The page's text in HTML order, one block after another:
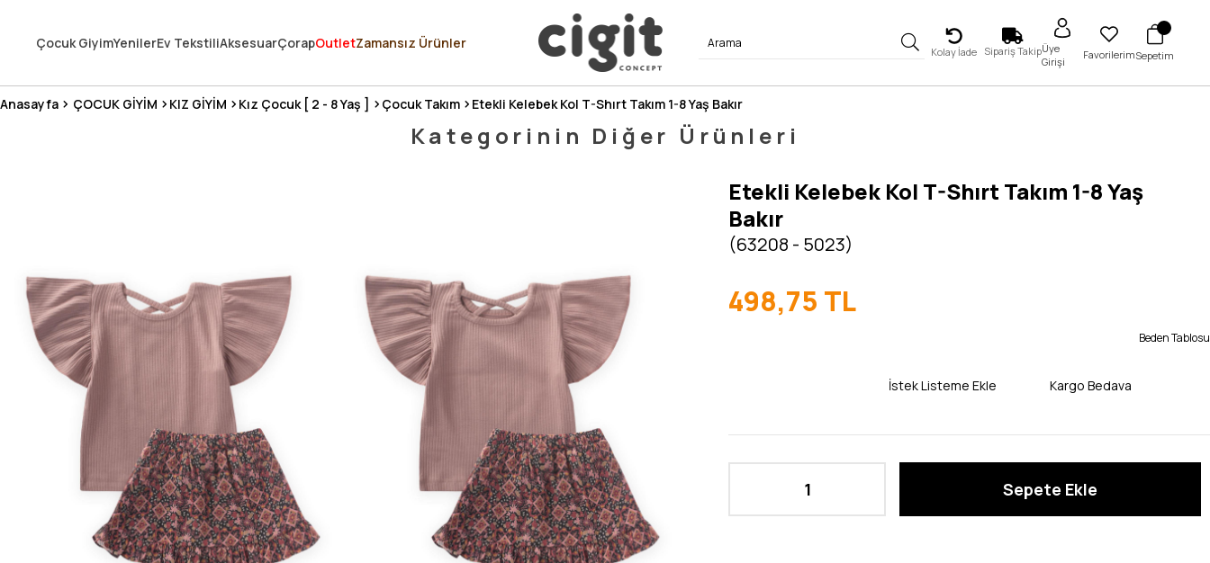
3 MİLYONDAN FAZLA MUTLU MÜŞTERİ ❤️ 10 MİLYON ÜRÜN
Çocuk GiyimYenilerEv TekstiliAksesuarÇorapOutletZamansız Ürünler
Kolay İade Sipariş TakipÜye
Girişi
FavorilerimSepetim
Anasayfa ÇOCUK GİYİM KIZ GİYİM Kız Çocuk [ 2 - 8 Yaş ] Çocuk Takım Etekli Kelebek Kol T-Shırt Takım 1-8 Yaş Bakır
Kategorinin Diğer Ürünleri
Etekli Kelebek Kol T-Shırt Takım 1-8 Yaş
Bakır
(63208 - 5023)
498,75 TL
Beden Tablosu
İstek Listeme Ekle Kargo Bedava